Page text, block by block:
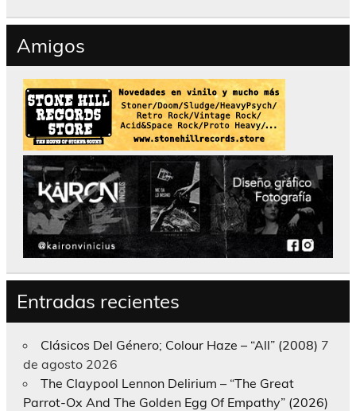
Amigos
Entradas recientes
Clásicos Del Género; Colour Haze – “All” (2008) 7
de agosto 2026
The Claypool Lennon Delirium – “The Great
Parrot-Ox And The Golden Egg Of Empathy” (2026)